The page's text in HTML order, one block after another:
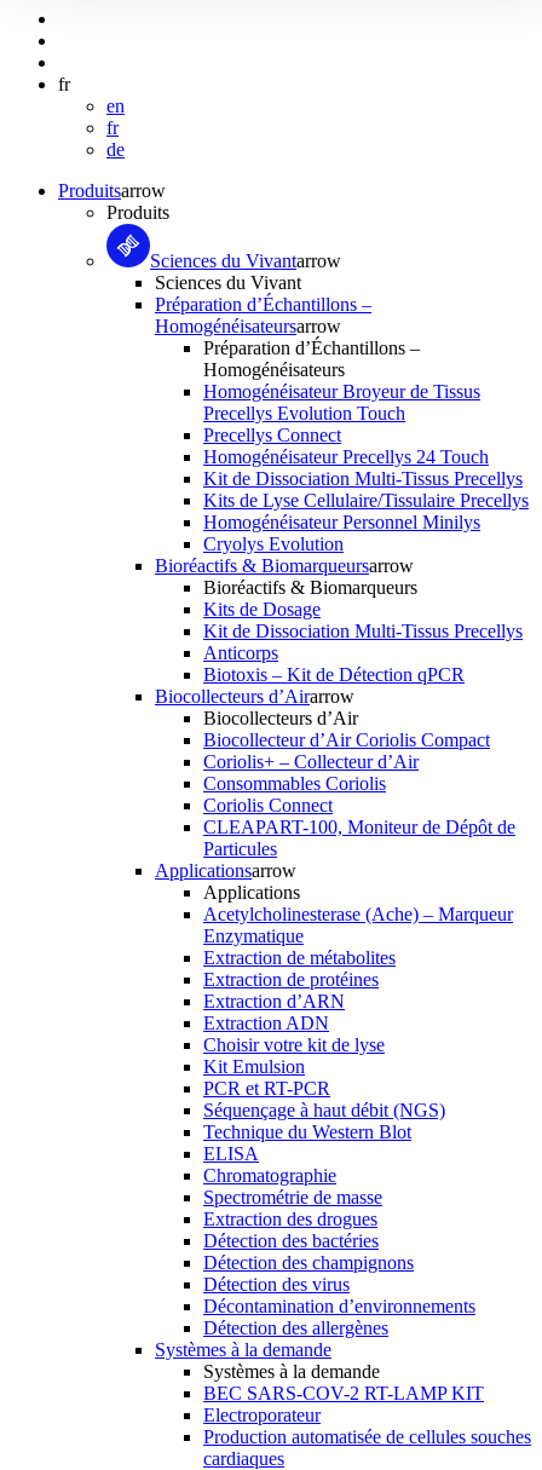
fr
en
fr
de
Produitsarrow
Produits
Sciences du Vivantarrow
Sciences du Vivant
Préparation d’Échantillons –
Homogénéisateursarrow
Préparation d’Échantillons –
Homogénéisateurs
Homogénéisateur Broyeur de Tissus
Precellys Evolution Touch
Precellys Connect
Homogénéisateur Precellys 24 Touch
Kit de Dissociation Multi-Tissus Precellys
Kits de Lyse Cellulaire/Tissulaire Precellys
Homogénéisateur Personnel Minilys
Cryolys Evolution
Bioréactifs & Biomarqueursarrow
Bioréactifs & Biomarqueurs
Kits de Dosage
Kit de Dissociation Multi-Tissus Precellys
Anticorps
Biotoxis – Kit de Détection qPCR
Biocollecteurs d’Airarrow
Biocollecteurs d’Air
Biocollecteur d’Air Coriolis Compact
Coriolis+ – Collecteur d’Air
Consommables Coriolis
Coriolis Connect
CLEAPART-100, Moniteur de Dépôt de
Particules
Applicationsarrow
Applications
Acetylcholinesterase (Ache) – Marqueur
Enzymatique
Extraction de métabolites
Extraction de protéines
Extraction d’ARN
Extraction ADN
Choisir votre kit de lyse
Kit Emulsion
PCR et RT-PCR
Séquençage à haut débit (NGS)
Technique du Western Blot
ELISA
Chromatographie
Spectrométrie de masse
Extraction des drogues
Détection des bactéries
Détection des champignons
Détection des virus
Décontamination d’environnements
Détection des allergènes
Systèmes à la demande
Systèmes à la demande
BEC SARS-COV-2 RT-LAMP KIT
Electroporateur
Production automatisée de cellules souches
cardiaques